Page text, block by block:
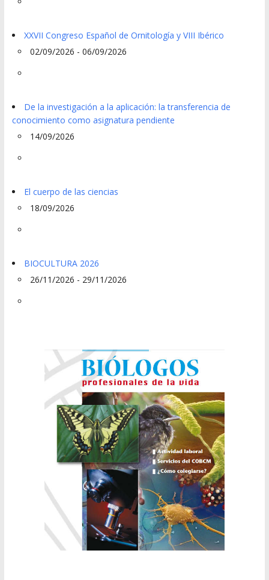
XXVII Congreso Español de Ornitología y VIII Ibérico
02/09/2026 - 06/09/2026
De la investigación a la aplicación: la transferencia de
conocimiento como asignatura pendiente
14/09/2026
El cuerpo de las ciencias
18/09/2026
BIOCULTURA 2026
26/11/2026 - 29/11/2026